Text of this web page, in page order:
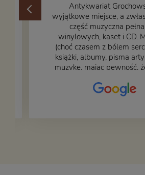
​Antykwariat
wyjątkowe miejsce, a
część muzyczna
winylowych, kaset i CD.
(choć czasem z bólem
książki, albumy, pisma
muzykę, mając pewność,
– nasze książki w
przepakowywania. Część